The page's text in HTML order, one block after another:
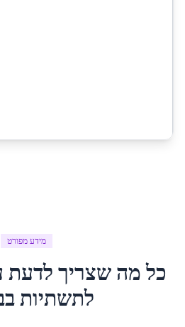
מידע מפורט
כל מה שצריך לדעת
לתשתיות ב